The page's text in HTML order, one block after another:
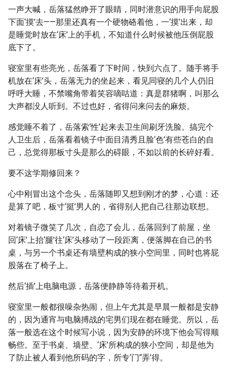
一声大喊，岳落猛然睁开了眼睛，同时潜意识的用手向屁股
下面‘摸’去——那里还真有一个硬物硌着他，一‘摸’出来，却
是睡觉时放在‘床’上的手机，不知道什么时候被他压倒屁股
底下了。
寝室里有些亮光，岳落看了下时间，快到六点了。随手将手
机放在‘床’头，岳落无力的坐起来，看见同寝的几个人仍旧
呼呼大睡，不禁嘴角带着笑容嘀咕道：真是群猪啊，叫那么
大声都没人听到。不过也好，省得问来问去的麻烦。
感觉睡不着了，岳落索‘性’起来去卫生间刷牙洗脸。搞完个
人卫生后，岳落看着镜子中面目清秀且脸‘色’有些苍白的自
己，总觉得那板寸头是那么的碍眼，不如以前的长碎好看。
要不这学期修回来？
心中刚冒出这个念头，岳落随即又想到刚才的梦，心道：还
是算了吧，板寸‘挺’男人的，省得别人把自己往那边联想。
对着镜子微笑了几次，自恋了会儿，岳落回到了前屋，坐
回‘床’上抬‘腿’往‘床’头移动了一段距离，便落脚在自己的书
桌，与另一个书桌还有墙壁构成的狭小空间里，同时也将屁
股落在了椅子上。
然后‘插’上电脑电源，岳落便静静等待着开机。
寝室里一般都很噪杂热闹，但上午尤其是早晨一般都是安静
的，因为通宵与电脑搏战的宅男们现在都在睡觉。所以，岳
落一般选在这个时候写小说，因为安静的环境下他会写得顺
畅些。至于书桌、墙壁、‘床’所构成的狭小空间，却是他为
了防止被人看到他所码的字，所专‘门’‘弄’得。